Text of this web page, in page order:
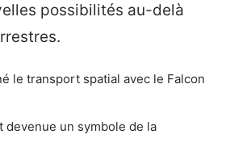
possibilités au-delà
le transport spatial avec le Falcon
devenue un symbole de la